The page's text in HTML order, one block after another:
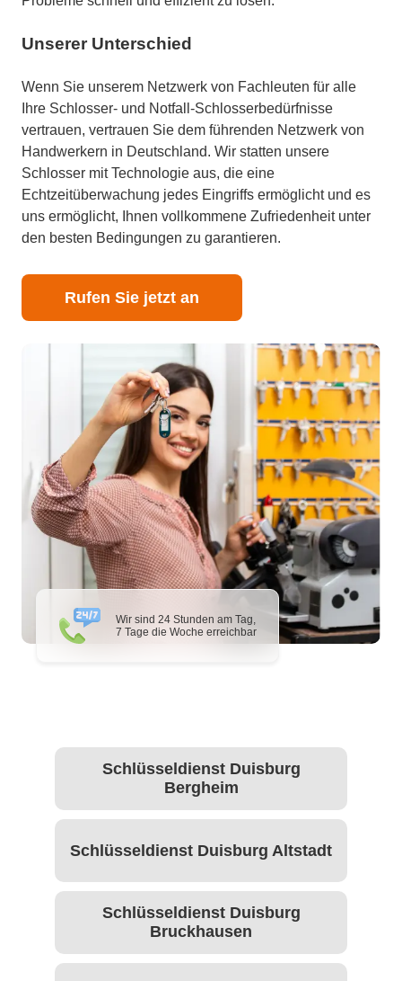
Wir sind 24 Stunden am Tag,
7 Tage die Woche erreichbar
Unserer Unterschied
Wenn Sie unserem Netzwerk von Fachleuten für alle
Ihre Schlosser- und Notfall-Schlosserbedürfnisse
vertrauen, vertrauen Sie dem führenden Netzwerk von
Handwerkern in Deutschland. Wir statten unsere
Schlosser mit Technologie aus, die eine
Echtzeitüberwachung jedes Eingriffs ermöglicht und es
uns ermöglicht, Ihnen vollkommene Zufriedenheit unter
den besten Bedingungen zu garantieren.
Rufen Sie jetzt an
Schlüsseldienst Duisburg
Bergheim
Schlüsseldienst Duisburg Altstadt
Schlüsseldienst Duisburg
Bruckhausen